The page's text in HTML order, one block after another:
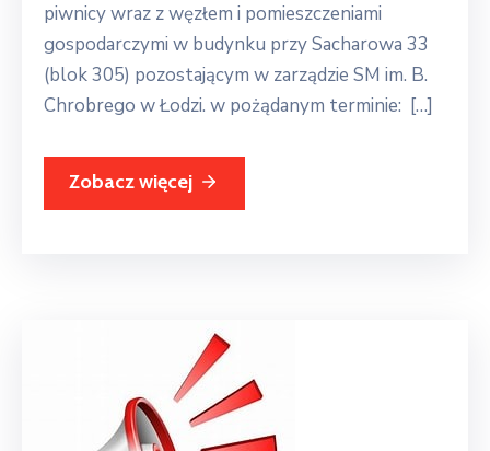
piwnicy wraz z węzłem i pomieszczeniami
gospodarczymi w budynku przy Sacharowa 33
(blok 305) pozostającym w zarządzie SM im. B.
Chrobrego w Łodzi. w pożądanym terminie: […]
Zobacz więcej